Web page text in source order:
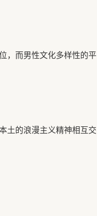
，而男性文化多样性的平
土的浪漫主义精神相互交